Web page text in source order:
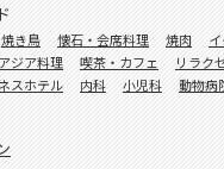
焼き鳥 懐石・会席料理 焼肉
アジア料理 喫茶・カフェ リラク
スホテル 内科 小児科 動物病